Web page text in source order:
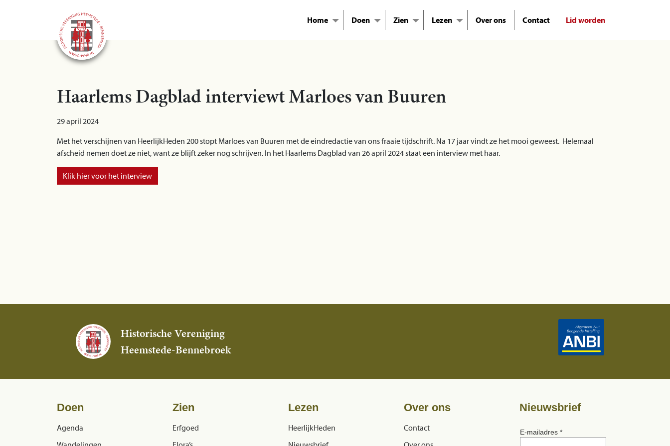
Home Doen Zien Lezen Over ons Contact Lid worden
Haarlems Dagblad interviewt Marloes van Buuren
29 april 2024
Met het verschijnen van HeerlijkHeden 200 stopt Marloes van Buuren met de eindredactie van ons fraaie tijdschrift. Na 17 jaar vindt ze het mooi geweest. Helemaal
afscheid nemen doet ze niet, want ze blijft zeker nog schrijven. In het Haarlems Dagblad van 26 april 2024 staat een interview met haar.
Klik hier voor het interview
Historische Vereniging
Heemstede-Bennebroek
Doen
Agenda
Zien
Erfgoed
Lezen
HeerlijkHeden
Over ons
Contact
Nieuwsbrief